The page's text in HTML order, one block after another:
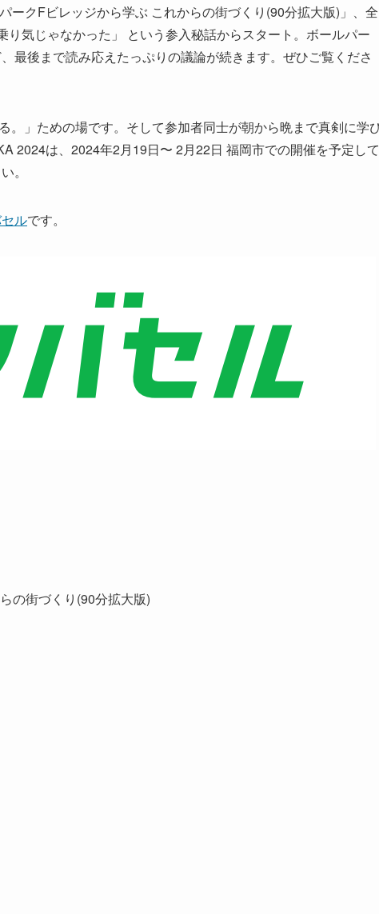
ークFビレッジから学ぶ これからの街づくり(90分拡大版)」、全
気じゃなかった」 という参入秘話からスタート。ボールパー
最後まで読み応えたっぷりの議論が続きます。ぜひご覧くださ
。」ための場です。そして参加者同士が朝から晩まで真剣に学
2024は、2024年2月19日〜 2月22日 福岡市での開催を予定して
。
ルです。
の街づくり(90分拡大版)